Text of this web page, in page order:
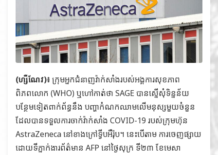
(ហ្សឺណែវ)៖ ក្រុមអ្នកជំនាញវ៉ាក់សាំងរបស់អង្គការសុខភាព
ពិភពលោក (WHO) ឬហៅកាត់ថា SAGE បានស្នើសុំទិន្នន័យ
បន្ថែមទៀតពាក់ព័ន្ធនឹង បញ្ហាកំណកឈាមលើមនុស្សមួយចំនួន
ដែលបានទទួលការចាក់វ៉ាក់សាំង COVID-19 របស់ក្រុមហ៊ុន
AstraZeneca នៅខាងក្រៅទ្វីបអឺរ៉ុប។ នេះបើតាម ការចេញផ្សាយ
ដោយទីភ្នាក់ងារព័ត៌មាន AFP នៅថ្ងៃសុក្រ ទី២៣ ខែមេសា